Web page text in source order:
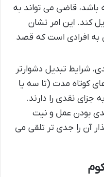
باشد، قاضی می تواند به
کند. این امر نشان
به افرادی است که قصد
شرایط تبدیل دشوارتر
کوتاه مدت (تا سه یا
نقدی را دارند.
بودن عمل و نیت
آن را جدی تر تلقی می